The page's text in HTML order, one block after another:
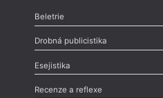
Beletrie
Poezie,Próza,Dokumenty
Drobná publicistika
Odlesk
Nekrolog,Glosa,Sloupek,
Esejistika
Esej , Pádlo,Úvaha
Recenze a reflexe